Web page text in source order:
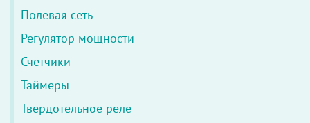
Полевая сеть
Регулятор мощности
Счетчики
Таймеры
Твердотельное реле